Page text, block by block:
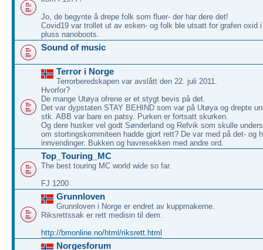
Jo, de begynte å drepe folk som fluer- der har dere det!
Covid19 var trollet ut av esken- og folk ble utsatt for grafen oxid
pluss nanoboots.
Sound of music
Terror i Norge
Terrorberedskapen var avslått den 22. juli 2011.
Hvorfor?
De mange Utøya ofrene er et stygt bevis på det.
Det var dypstaten STAY BEHIND som var på Utøya og drepte
stk. ABB var bare en patsy. Purken er fortsatt skurken.
Og dere husker vel godt Sønderland og Refvik som skulle
om stortingskommiteen hadde gjort rett? De var med på det- og
innvendinger. Bukken og havresekken med andre ord.
Top_Touring_MC
The best touring MC world wide so far.
FJ 1200
Grunnloven
Grunnloven i Norge er endret av kuppmakerne.
Riksrettssak er rett medisin til dem.
http://bmonline.no/html/riksrett.html
Norgesforum